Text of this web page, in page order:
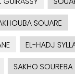
SOUARE
EL-HADJ
SAKHO SOUREBA